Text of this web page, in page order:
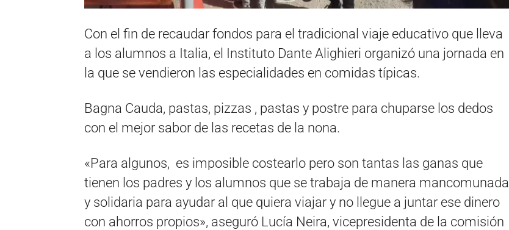
Con el fin de recaudar fondos para el tradicional viaje educativo que lleva
a los alumnos a Italia, el Instituto Dante Alighieri organizó una jornada en
la que se vendieron las especialidades en comidas típicas.
Bagna Cauda, pastas, pizzas , pastas y postre para chuparse los dedos
con el mejor sabor de las recetas de la nona.
«Para algunos, es imposible costearlo pero son tantas las ganas que
tienen los padres y los alumnos que se trabaja de manera mancomunada
y solidaria para ayudar al que quiera viajar y no llegue a juntar ese dinero
con ahorros propios», aseguró Lucía Neira, vicepresidenta de la comisión